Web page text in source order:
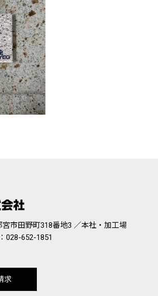
市田野町318番地3 ／本社・加工場
028-652-1851
求